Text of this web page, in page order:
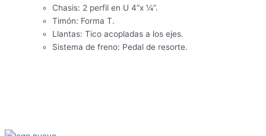
Chasis: 2 perfil en U 4”x ¼”.
Timón: Forma T.
Llantas: Tico acopladas a los ejes.
Sistema de freno: Pedal de resorte.